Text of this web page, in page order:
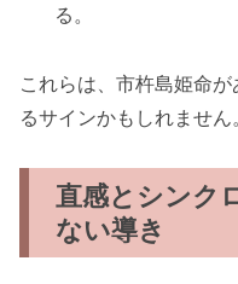
る。
これらは、市杵島姫命
るサインかもしれません。
直感とシンク
ない導き